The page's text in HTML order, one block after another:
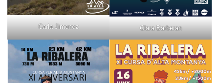
Carla Jimenez Clara Barberan